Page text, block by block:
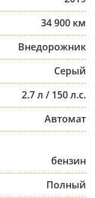
34 900 км
Внедорожник
Серый
2.7 л / 150 л.с.
Автомат
бензин
Полный